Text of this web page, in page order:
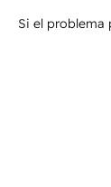
Si el problema